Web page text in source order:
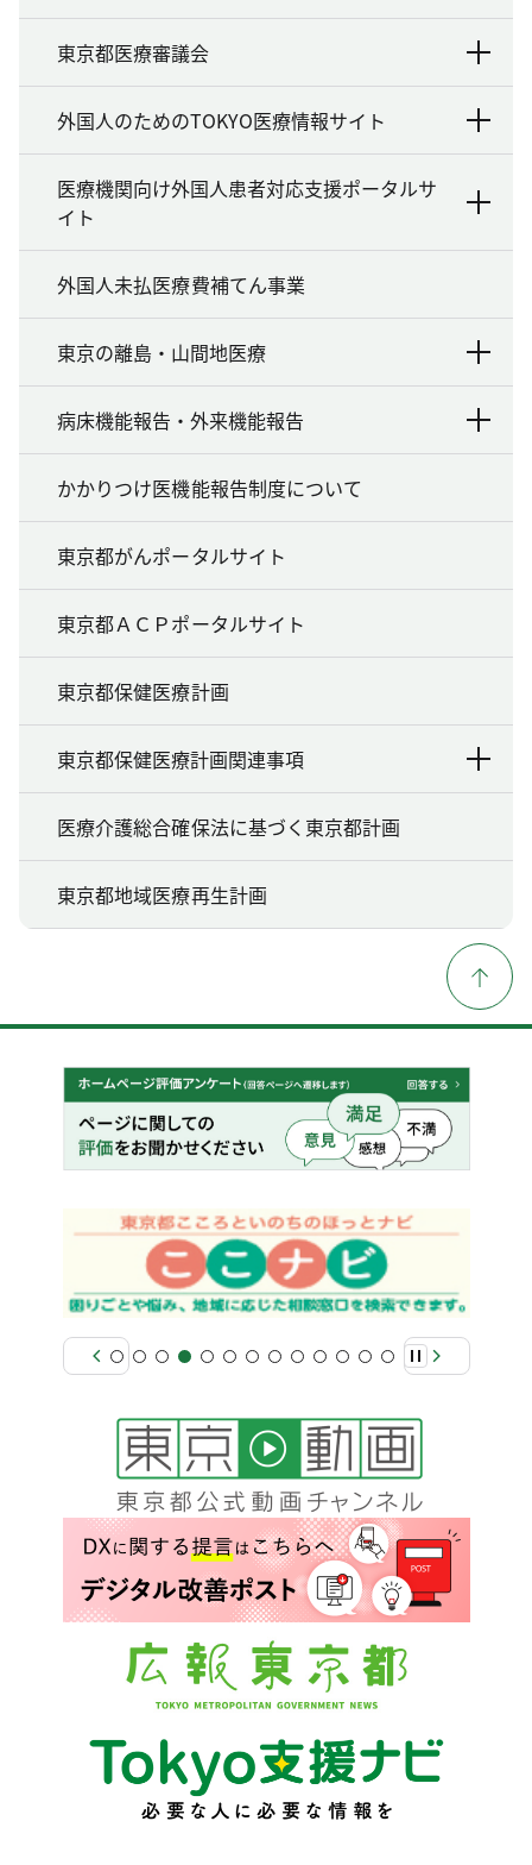
東京都医療審議会
外国人のためのTOKYO医療情報サイト
医療機関向け外国人患者対応支援ポータルサ
イト
外国人未払医療費補てん事業
東京の離島・山間地医療
病床機能報告・外来機能報告
かかりつけ医機能報告制度について
東京都がんポータルサイト
東京都ＡＣＰポータルサイト
東京都保健医療計画
東京都保健医療計画関連事項
医療介護総合確保法に基づく東京都計画
東京都地域医療再生計画